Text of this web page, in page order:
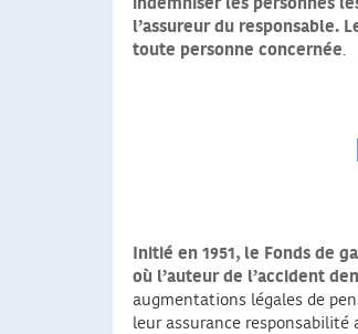
indemniser les personnes
l’assureur du responsable.
toute personne concernée.
Initié en 1951, le Fonds de
où l’auteur de l’accident
augmentations légales de
leur assurance responsabilité